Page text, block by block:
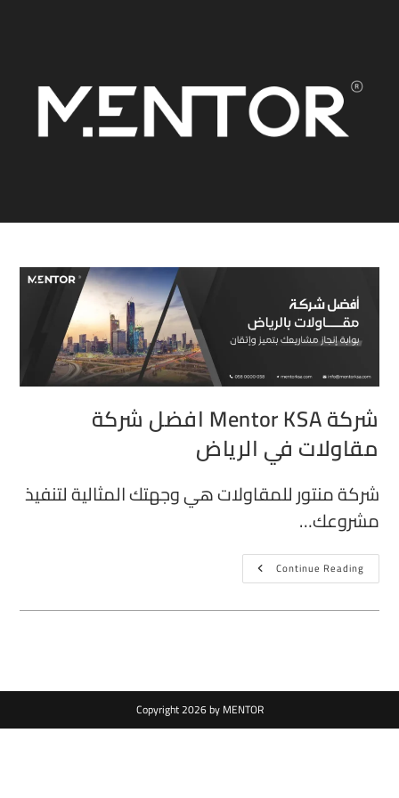
شركة Mentor KSA افضل شركة
مقاولات في الرياض
شركة منتور للمقاولات هي وجهتك المثالية لتنفيذ
مشروعك…
Continue Reading
Copyright 2026 by MENTOR